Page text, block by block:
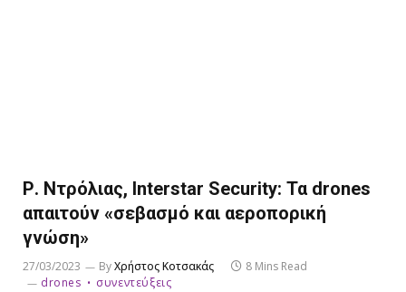
Ρ. Ντρόλιας, Interstar Security: Τα drones
απαιτούν «σεβασμό και αεροπορική
γνώση»
27/03/2023 ByΧρήστος Κοτσακάς
8 Mins Read
drones
συνεντεύξεις